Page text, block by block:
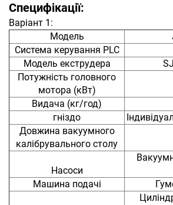
Специфікації:
Варіант 1:
Модель
Система керування PLC
Модель екструдера
Потужність головного
мотора (кВт)
Видача (кг/год)
гніздо
Довжина вакуумного
калібрувального столу
Насоси
Машина подачі